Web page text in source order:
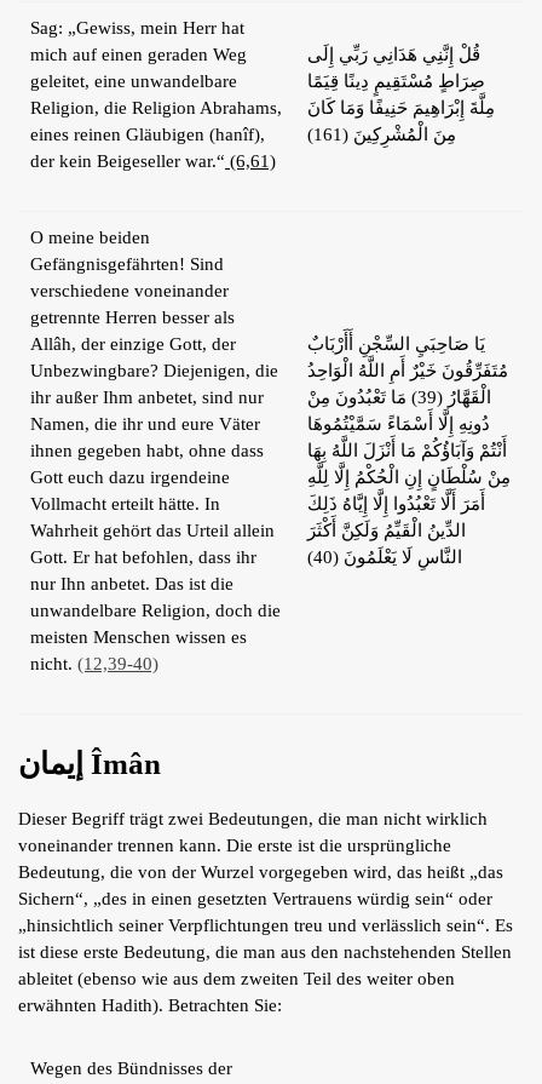
Sag: „Gewiss, mein Herr hat
mich auf einen geraden Weg
geleitet, eine unwandelbare
Religion, die Religion Abrahams,
eines reinen Gläubigen (hanîf),
der kein Beigeseller war.“ (6,61)
قُلْ إِنَّنِي هَدَانِي رَبِّي إِلَى
صِرَاطٍ مُسْتَقِيمٍ دِينًا قِيَمًا
مِلَّةَ إِبْرَاهِيمَ حَنِيفًا وَمَا كَانَ
مِنَ الْمُشْرِكِينَ (161)
O meine beiden
Gefängnisgefährten! Sind
verschiedene voneinander
getrennte Herren besser als
Allâh, der einzige Gott, der
Unbezwingbare? Diejenigen, die
ihr außer Ihm anbetet, sind nur
Namen, die ihr und eure Väter
ihnen gegeben habt, ohne dass
Gott euch dazu irgendeine
Vollmacht erteilt hätte. In
Wahrheit gehört das Urteil allein
Gott. Er hat befohlen, dass ihr
nur Ihn anbetet. Das ist die
unwandelbare Religion, doch die
meisten Menschen wissen es
nicht. (12,39-40)
يَا صَاحِبَيِ السِّجْنِ أَأَرْبَابٌ
مُتَفَرِّقُونَ خَيْرٌ أَمِ اللَّهُ الْوَاحِدُ
الْقَهَّارُ (39) مَا تَعْبُدُونَ مِنْ
دُونِهِ إِلَّا أَسْمَاءً سَمَّيْتُمُوهَا
أَنْتُمْ وَآبَاؤُكُمْ مَا أَنْزَلَ اللَّهُ بِهَا
مِنْ سُلْطَانٍ إِنِ الْحُكْمُ إِلَّا لِلَّهِ
أَمَرَ أَلَّا تَعْبُدُوا إِلَّا إِيَّاهُ ذَلِكَ
الدِّينُ الْقَيِّمُ وَلَكِنَّ أَكْثَرَ
النَّاسِ لَا يَعْلَمُونَ (40)
إيمان Îmân
Dieser Begriff trägt zwei Bedeutungen, die man nicht wirklich
voneinander trennen kann. Die erste ist die ursprüngliche
Bedeutung, die von der Wurzel vorgegeben wird, das heißt „das
Sichern“, „des in einen gesetzten Vertrauens würdig sein“ oder
„hinsichtlich seiner Verpflichtungen treu und verlässlich sein“. Es
ist diese erste Bedeutung, die man aus den nachstehenden Stellen
ableitet (ebenso wie aus dem zweiten Teil des weiter oben
erwähnten Hadith). Betrachten Sie:
Wegen des Bündnisses der